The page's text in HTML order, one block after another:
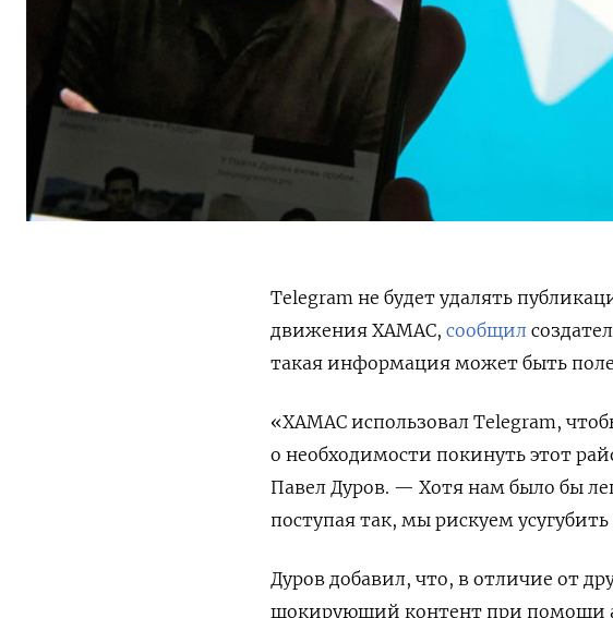
Telegram не будет удалять
движения ХАМАС, сообщил
такая информация может быть
«ХАМАС использовал Telegram,
о необходимости покинуть этот
Павел Дуров. — Хотя нам было бы
поступая так, мы рискуем
Дуров добавил, что, в отличие от
шокирующий контент при помощи